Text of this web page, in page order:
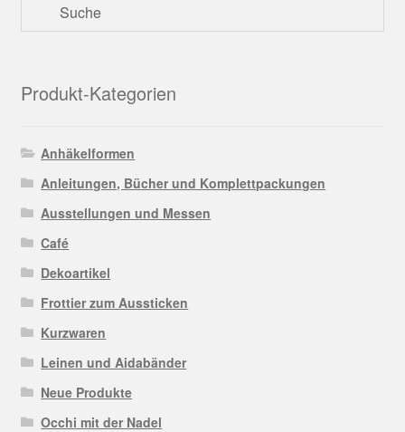
Produkt-Kategorien
Anhäkelformen
Anleitungen, Bücher und Komplettpackungen
Ausstellungen und Messen
Café
Dekoartikel
Frottier zum Aussticken
Kurzwaren
Leinen und Aidabänder
Neue Produkte
Occhi mit der Nadel